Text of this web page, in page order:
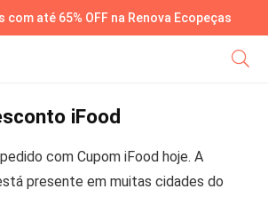
com até 65% OFF na Renova Ecopeças
iFood
com Cupom iFood hoje. A
presente em muitas cidades do